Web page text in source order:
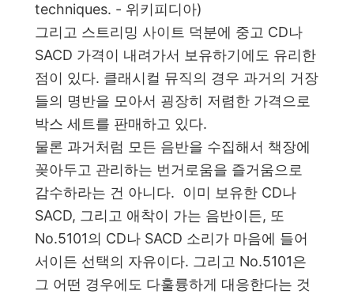
techniques. - 위키피디아)
그리고 스트리밍 사이트 덕분에 중고 CD나
SACD 가격이 내려가서 보유하기에도 유리한
점이 있다. 클래시컬 뮤직의 경우 과거의 거장
들의 명반을 모아서 굉장히 저렴한 가격으로
박스 세트를 판매하고 있다.
물론 과거처럼 모든 음반을 수집해서 책장에
꽂아두고 관리하는 번거로움을 즐거움으로
감수하라는 건 아니다. 이미 보유한 CD나
SACD, 그리고 애착이 가는 음반이든, 또
No.5101의 CD나 SACD 소리가 마음에 들어
서이든 선택의 자유이다. 그리고 No.5101은
그 어떤 경우에도 다훌륭하게 대응한다는 것